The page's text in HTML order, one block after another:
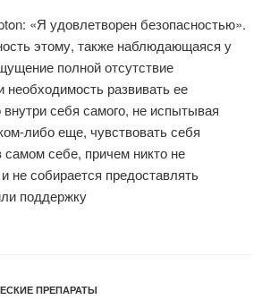
«Я удовлетворен безопасностью».
этому, также наблюдающаяся у
полной отсутствие
необходимость развивать ее
себя самого, не испытывая
либо еще, чувствовать себя
себе, причем никто не
не собирается предоставлять
поддержку
ПРЕПАРАТЫ